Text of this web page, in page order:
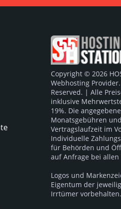
Copyright © 2026
Webhosting
Reserved. | Alle
inklusive
19%. Die
Monatsgebühren
Vertragslaufzeit im
Individuelle
für Behörden und
auf Anfrage bei
Logos und
Eigentum der
Irrtümer vorbehalten.